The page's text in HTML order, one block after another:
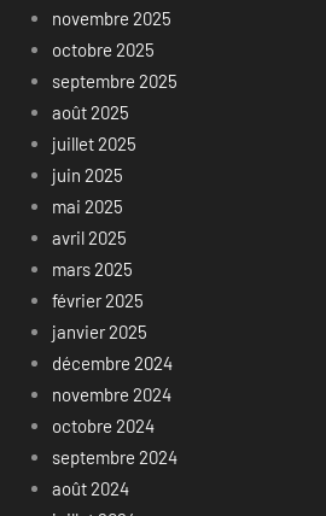
novembre 2025
octobre 2025
septembre 2025
août 2025
juillet 2025
juin 2025
mai 2025
avril 2025
mars 2025
février 2025
janvier 2025
décembre 2024
novembre 2024
octobre 2024
septembre 2024
août 2024